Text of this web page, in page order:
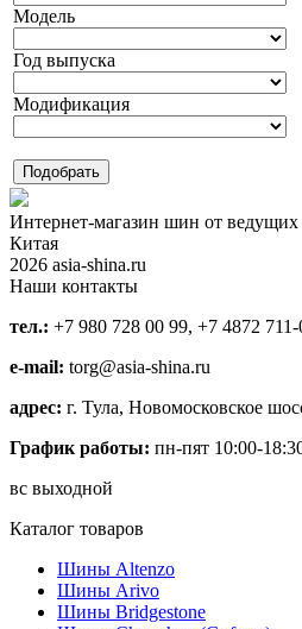
Модель
Год выпуска
Модификация
Интернет-магазин шин от ведущих
Китая
2026 asia-shina.ru
Наши контакты
тел.: +7 980 728 00 99, +7 4872 711-
e-mail: torg@asia-shina.ru
адрес: г. Тула, Новомосковское
График работы: пн-пят 10:00-
вс выходной
Каталог товаров
Шины Altenzo
Шины Arivo
Шины Bridgestone